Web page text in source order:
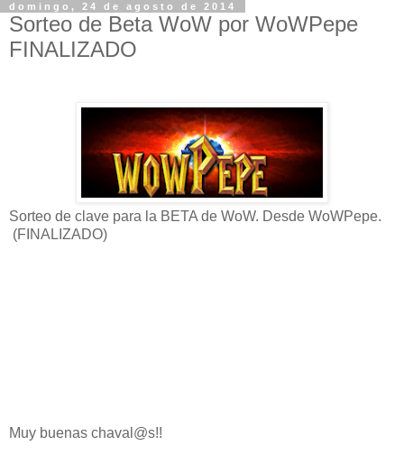
domingo, 24 de agosto de 2014
Sorteo de Beta WoW por WoWPepe
FINALIZADO
Sorteo de clave para la BETA de WoW. Desde WoWPepe.
(FINALIZADO)
Muy buenas chaval@s!!